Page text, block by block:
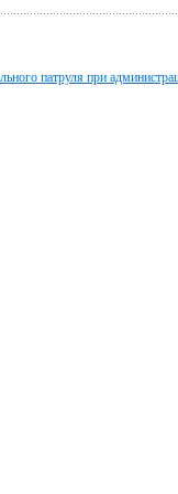
патруля при